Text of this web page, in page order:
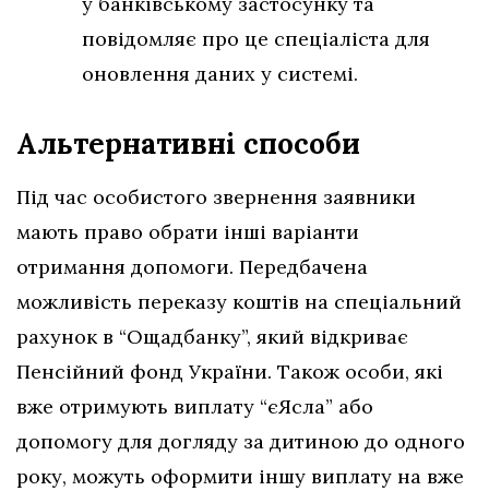
повідомляє про це спеціаліста для
оновлення даних у системі.
Альтернативні способи
Під час особистого звернення заявники
мають право обрати інші варіанти
отримання допомоги. Передбачена
можливість переказу коштів на спеціальний
рахунок в “Ощадбанку”, який відкриває
Пенсійний фонд України. Також особи, які
вже отримують виплату “єЯсла” або
допомогу для догляду за дитиною до одного
року, можуть оформити іншу виплату на вже